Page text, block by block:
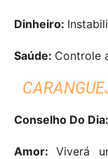
Dinheiro:
Saúde: Controle
Conselho Do Dia:
Amor:Viverá